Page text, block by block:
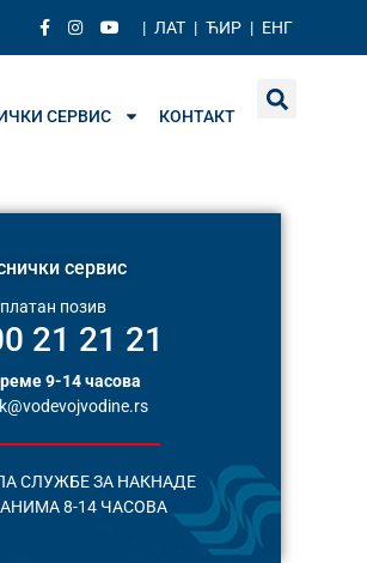
| ЛАТ | ЋИР | ЕНГ
СЕРВИС КОНТАКТ
сервис
позив
21 21 21
9-14 часова
СЛУЖБЕ ЗА НАКНАДЕ
8-14 ЧАСОВА